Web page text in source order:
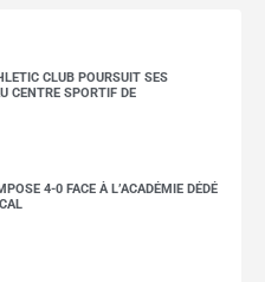
CLUB POURSUIT SES
CENTRE SPORTIF DE
4-0 FACE À L’ACADÉMIE DÉDÉ